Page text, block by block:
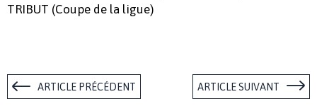
TRIBUT (Coupe de la ligue)
ARTICLE PRÉCÉDENT ARTICLE SUIVANT